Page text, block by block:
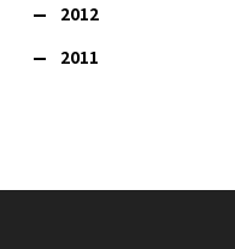
2012
2011